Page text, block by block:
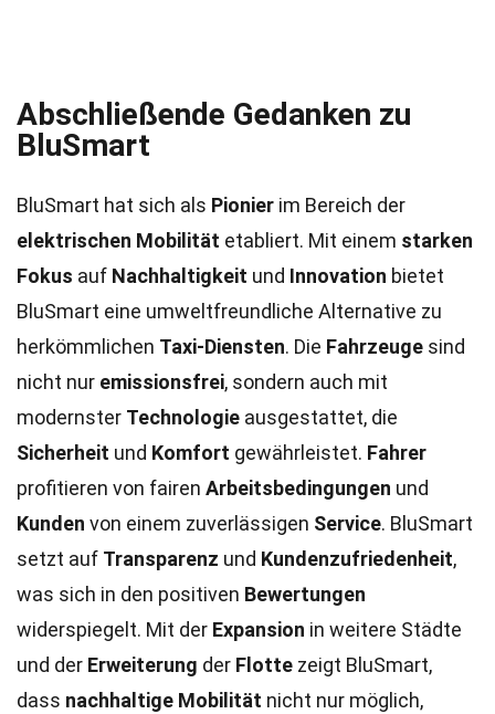
Abschließende Gedanken zu
BluSmart
BluSmart hat sich als Pionier im Bereich der
elektrischen Mobilität etabliert. Mit einem starken
Fokus auf Nachhaltigkeit und Innovation bietet
BluSmart eine umweltfreundliche Alternative zu
herkömmlichen Taxi-Diensten. Die Fahrzeuge sind
nicht nur emissionsfrei, sondern auch mit
modernster Technologie ausgestattet, die
Sicherheit und Komfort gewährleistet. Fahrer
profitieren von fairen Arbeitsbedingungen und
Kunden von einem zuverlässigen Service. BluSmart
setzt auf Transparenz und Kundenzufriedenheit,
was sich in den positiven Bewertungen
widerspiegelt. Mit der Expansion in weitere Städte
und der Erweiterung der Flotte zeigt BluSmart,
dass nachhaltige Mobilität nicht nur möglich,